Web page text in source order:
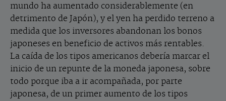
mundo ha aumentado considerablemente (en
detrimento de Japón), y el yen ha perdido terreno a
medida que los inversores abandonan los bonos
japoneses en beneficio de activos más rentables.
La caída de los tipos americanos debería marcar el
inicio de un repunte de la moneda japonesa, sobre
todo porque iba a ir acompañada, por parte
japonesa, de un primer aumento de los tipos